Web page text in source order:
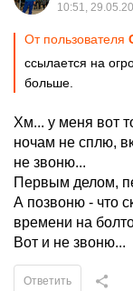
10:51,
От пользователя
ссылается на
больше.
Хм... у меня вот
ночам не сплю,
не звоню...
Первым делом,
А позвоню - что
времени на
Вот и не звоню...
Ответить